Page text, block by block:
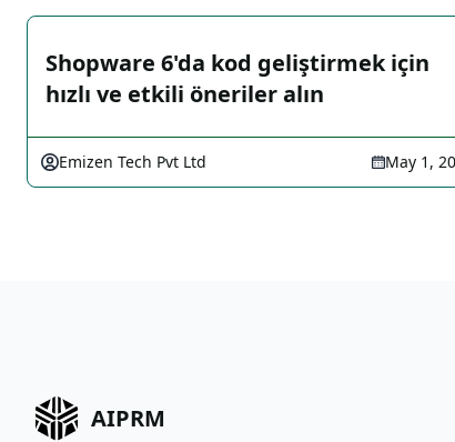
Shopware 6'da kod geliştirmek için
hızlı ve etkili öneriler alın
Emizen Tech Pvt Ltd May 1,
AIPRM